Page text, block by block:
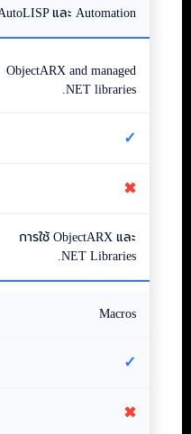
และ Automation
ObjectARX and managed
.NET libraries
✓
✖
การใช้ ObjectARX และ
.NET Libraries
Macros
✓
✖